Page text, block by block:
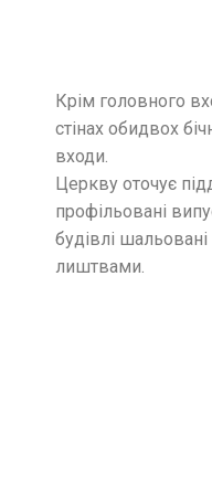
Крім головного
стінах обидвох
входи.
Церкву оточує
профільовані
будівлі
лиштвами.